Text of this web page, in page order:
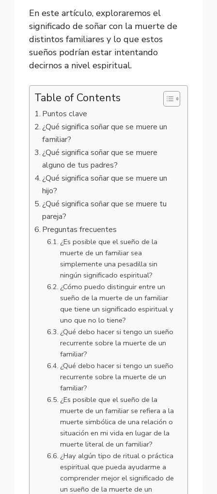
En este artículo, exploraremos el
significado de soñar con la muerte de
distintos familiares y lo que estos
sueños podrían estar intentando
decirnos a nivel espiritual.
Table of Contents
Puntos clave
¿Qué significa soñar que se muere un
familiar?
¿Qué significa soñar que se muere
alguno de tus padres?
¿Qué significa soñar que se muere un
hijo?
¿Qué significa soñar que se muere tu
pareja?
Preguntas frecuentes
¿Es posible que el sueño de la
muerte de un familiar sea
simplemente una pesadilla sin
ningún significado espiritual?
¿Cómo puedo distinguir entre un
sueño de la muerte de un familiar
que tiene un significado espiritual y
uno que no lo tiene?
¿Qué debo hacer si tengo un sueño
recurrente sobre la muerte de un
familiar?
¿Qué debo hacer si tengo un sueño
recurrente sobre la muerte de un
familiar?
¿Es posible que el sueño de la
muerte de un familiar se refiera a la
muerte simbólica de una relación o
situación en mi vida en lugar de la
muerte literal de un familiar?
¿Hay algún tipo de ritual o práctica
espiritual que pueda ayudarme a
comprender mejor el significado de
un sueño de la muerte de un